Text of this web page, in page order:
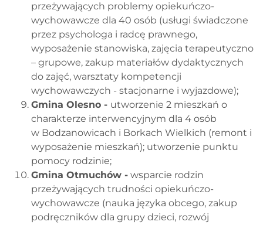
przeżywających problemy opiekuńczo-
wychowawcze dla 40 osób (usługi świadczone
przez psychologa i radcę prawnego,
wyposażenie stanowiska, zajęcia terapeutyczno
– grupowe, zakup materiałów dydaktycznych
do zajęć, warsztaty kompetencji
wychowawczych - stacjonarne i wyjazdowe);
Gmina Olesno - utworzenie 2 mieszkań o
charakterze interwencyjnym dla 4 osób
w Bodzanowicach i Borkach Wielkich (remont i
wyposażenie mieszkań); utworzenie punktu
pomocy rodzinie;
Gmina Otmuchów - wsparcie rodzin
przeżywających trudności opiekuńczo-
wychowawcze (nauka języka obcego, zakup
podręczników dla grupy dzieci, rozwój